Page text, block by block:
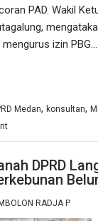
PAD. Wakil
izin PBG…
Medan,konsultan,
DPRD
RADJA P